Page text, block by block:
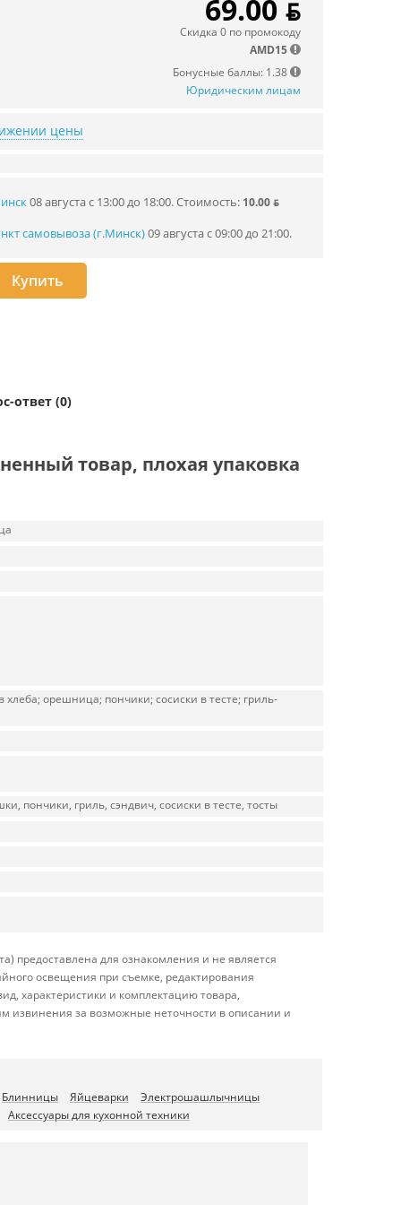
69.00 ƃ
Скидка 0 по промокоду
AMD15
Бонусные баллы: 1.38
Юридическим лицам
цены
08 августа с 13:00 до 18:00.Стоимость: 10.00 ƃ
самовывоза (г.Минск)09 августа с 09:00 до 21:00.
Купить
ответ (0)
товар, плохая упаковка
орешница; пончики; сосиски в тесте; гриль-
пончики, гриль, сэндвич, сосиски в тесте, тосты
предоставлена для ознакомления и не является
освещения при съемке, редактирования
характеристики и комплектацию товара,
извинения за возможные неточности в описании и
Блинницы Яйцеварки
Электрошашлычницы
Аксессуары для кухонной техники